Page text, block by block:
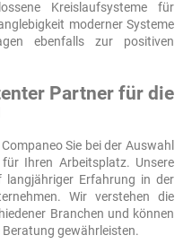
Kreislaufsysteme für
moderner Systeme
ebenfalls zur positiven
Partner für die
Sie bei der Auswahl
für Ihren Arbeitsplatz. Unsere
langjähriger Erfahrung in der
Wir verstehen die
Branchen und können
gewährleisten.